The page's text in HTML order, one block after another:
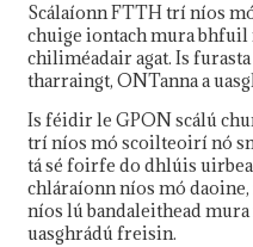
Scálaíonn FTTH trí níos
chuige iontach mura
chiliméadair agat. Is
tharraingt, ONTanna a
Is féidir le GPON scálú
trí níos mó scoilteoirí nó
tá sé foirfe do dhlúis
chláraíonn níos mó daoine,
níos lú bandaleithead
uasghrádú freisin.